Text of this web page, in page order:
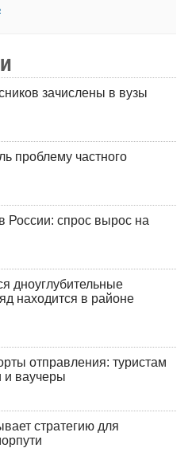
зачислены в вузы
проблему частного
России: спрос вырос на
дноуглубительные
находится в районе
отправления: туристам
и ваучеры
стратегию для